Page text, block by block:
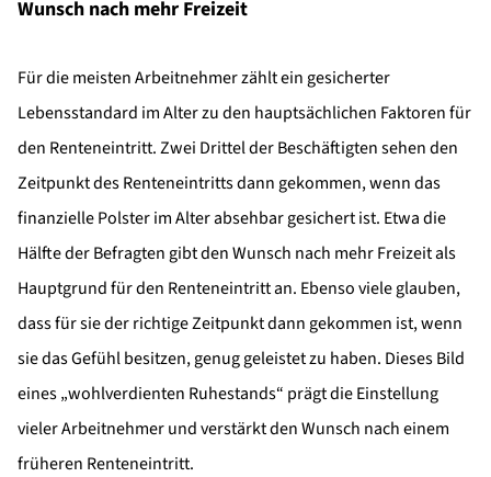
Wunsch nach mehr Freizeit
Für die meisten Arbeitnehmer zählt ein gesicherter
Lebensstandard im Alter zu den hauptsächlichen Faktoren für
den Renteneintritt. Zwei Drittel der Beschäftigten sehen den
Zeitpunkt des Renteneintritts dann gekommen, wenn das
finanzielle Polster im Alter absehbar gesichert ist. Etwa die
Hälfte der Befragten gibt den Wunsch nach mehr Freizeit als
Hauptgrund für den Renteneintritt an. Ebenso viele glauben,
dass für sie der richtige Zeitpunkt dann gekommen ist, wenn
sie das Gefühl besitzen, genug geleistet zu haben. Dieses Bild
eines „wohlverdienten Ruhestands“ prägt die Einstellung
vieler Arbeitnehmer und verstärkt den Wunsch nach einem
früheren Renteneintritt.